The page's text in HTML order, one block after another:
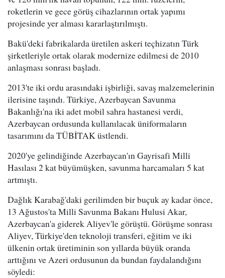
roketlerin ve gece görüş cihazlarının ortak yapımı
projesinde yer alması kararlaştırılmıştı.
Bakü'deki fabrikalarda üretilen askeri teçhizatın Türk
şirketleriyle ortak olarak modernize edilmesi de 2010
anlaşması sonrası başladı.
2013'te iki ordu arasındaki işbirliği, savaş malzemelerinin
ilerisine taşındı. Türkiye, Azerbaycan Savunma
Bakanlığı'na iki adet mobil sahra hastanesi verdi,
Azerbaycan ordusunda kullanılacak üniformaların
tasarımını da TÜBİTAK üstlendi.
2020'ye gelindiğinde Azerbaycan'ın Gayrisafi Milli
Hasılası 2 kat büyümüşken, savunma harcamaları 5 kat
artmıştı.
Dağlık Karabağ'daki gerilimden bir buçuk ay kadar önce,
13 Ağustos'ta Milli Savunma Bakanı Hulusi Akar,
Azerbaycan'a giderek Aliyev'le görüştü. Görüşme sonrası
Aliyev, Türkiye'den teknoloji transferi, eğitim ve iki
ülkenin ortak üretiminin son yıllarda büyük oranda
arttığını ve Azeri ordusunun da bundan faydalandığını
söyledi: